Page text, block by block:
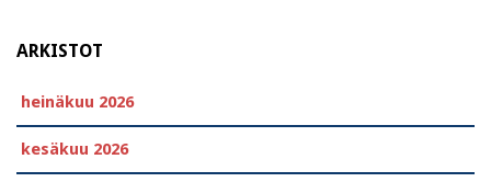
ARKISTOT
heinäkuu 2026
kesäkuu 2026